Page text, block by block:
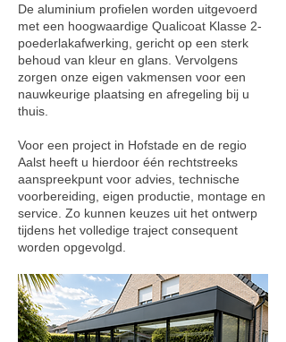
De aluminium profielen worden uitgevoerd
met een hoogwaardige Qualicoat Klasse 2-
poederlakafwerking, gericht op een sterk
behoud van kleur en glans. Vervolgens
zorgen onze eigen vakmensen voor een
nauwkeurige plaatsing en afregeling bij u
thuis.
Voor een project in Hofstade en de regio
Aalst heeft u hierdoor één rechtstreeks
aanspreekpunt voor advies, technische
voorbereiding, eigen productie, montage en
service. Zo kunnen keuzes uit het ontwerp
tijdens het volledige traject consequent
worden opgevolgd.